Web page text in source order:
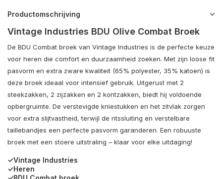
Productomschrijving
Vintage Industries BDU Olive Combat Broek
De BDU Combat broek van Vintage Industries is de perfecte keuze
voor heren die comfort en duurzaamheid zoeken. Met zijn loose fit
pasvorm en extra zware kwaliteit (65% polyester, 35% katoen) is
deze broek ideaal voor intensief gebruik. Uitgerust met 2
steekzakken, 2 zijzakken en 2 kontzakken, biedt hij voldoende
opbergruimte. De verstevigde kniestukken en het zitvlak zorgen
voor extra slijtvastheid, terwijl de ritssluiting en verstelbare
taillebandjes een perfecte pasvorm garanderen. Een robuuste
broek met een stoere uitstraling – klaar voor elke uitdaging!
✓Vintage Industries
✓Heren